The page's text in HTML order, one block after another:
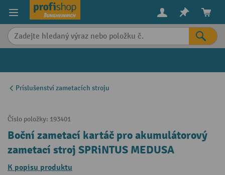
content
Príslušenství zametacích stroju
Číslo položky: 193401
Boční zametací kartáč pro akumulátorový
zametací stroj SPRiNTUS MEDUSA
K popisu produktu